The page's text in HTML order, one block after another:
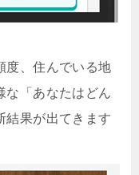
度、住んでいる地
な「あなたはどん
結果が出てきます